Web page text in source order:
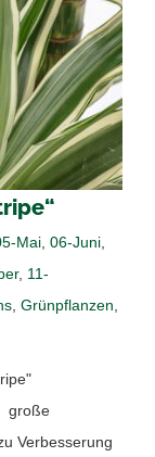
Mai, 06-Juni,
, 11-
, Grünpflanzen,
große
Verbesserung